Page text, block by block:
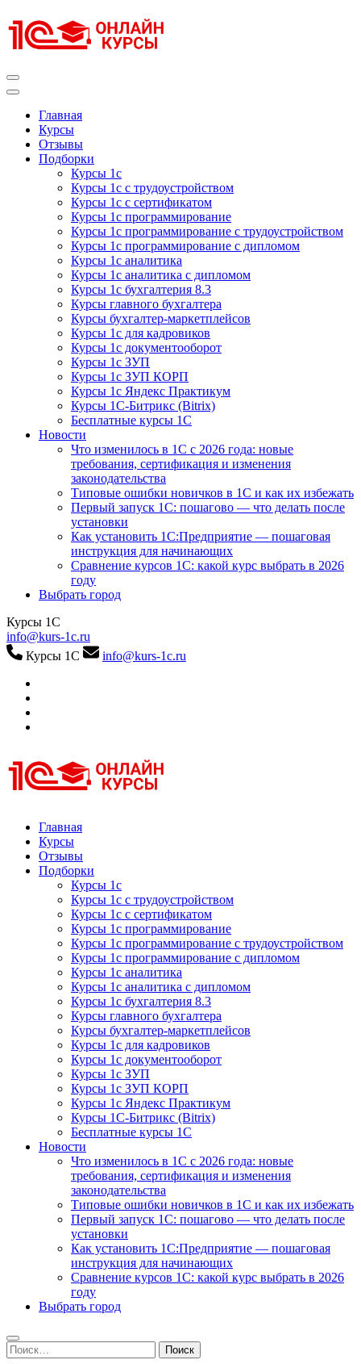
к
содержимому
Главная
Курсы
Отзывы
Подборки
Курсы 1с
Курсы 1с с трудоустройством
Курсы 1с с сертификатом
Курсы 1с программирование
Курсы 1с программирование с трудоустройством
Курсы 1с программирование с дипломом
Курсы 1с аналитика
Курсы 1с аналитика с дипломом
Курсы 1с бухгалтерия 8.3
Курсы главного бухгалтера
Курсы бухгалтер-маркетплейсов
Курсы 1с для кадровиков
Курсы 1с документооборот
Курсы 1с ЗУП
Курсы 1с ЗУП КОРП
Курсы 1с Яндекс Практикум
Курсы 1С-Битрикс (Bitrix)
Бесплатные курсы 1С
Новости
Что изменилось в 1С с 2026 года: новые
требования, сертификация и изменения
законодательства
Типовые ошибки новичков в 1С и как их избежать
Первый запуск 1С: пошагово — что делать после
установки
Как установить 1С:Предприятие — пошаговая
инструкция для начинающих
Сравнение курсов 1С: какой курс выбрать в 2026
году
Выбрать город
Курсы 1С
info@kurs-1c.ru
Курсы 1С
info@kurs-1c.ru
Курсы 1С
Курсы 1С официальная сертификация
Главная
Курсы
Отзывы
Подборки
Курсы 1с
Курсы 1с с трудоустройством
Курсы 1с с сертификатом
Курсы 1с программирование
Курсы 1с программирование с трудоустройством
Курсы 1с программирование с дипломом
Курсы 1с аналитика
Курсы 1с аналитика с дипломом
Курсы 1с бухгалтерия 8.3
Курсы главного бухгалтера
Курсы бухгалтер-маркетплейсов
Курсы 1с для кадровиков
Курсы 1с документооборот
Курсы 1с ЗУП
Курсы 1с ЗУП КОРП
Курсы 1с Яндекс Практикум
Курсы 1С-Битрикс (Bitrix)
Бесплатные курсы 1С
Новости
Что изменилось в 1С с 2026 года: новые
требования, сертификация и изменения
законодательства
Типовые ошибки новичков в 1С и как их избежать
Первый запуск 1С: пошагово — что делать после
установки
Как установить 1С:Предприятие — пошаговая
инструкция для начинающих
Сравнение курсов 1С: какой курс выбрать в 2026
году
Выбрать город
Найти: